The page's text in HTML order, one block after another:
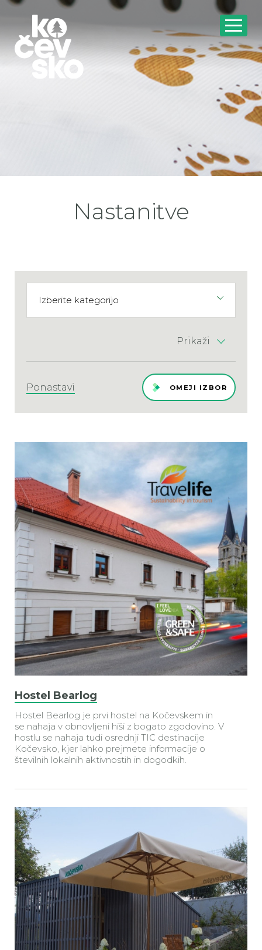
Nastanitve
Prikaži
Ponastavi
Hostel Bearlog
Hostel Bearlog je prvi hostel na Kočevskem in
se nahaja v obnovljeni hiši z bogato zgodovino. V
hostlu se nahaja tudi osrednji TIC destinacije
Kočevsko, kjer lahko prejmete informacije o
številnih lokalnih aktivnostih in dogodkih.